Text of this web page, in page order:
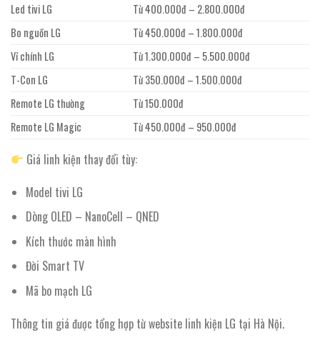
Led tivi LG
Từ 400.000đ – 2.800.000đ
Bo nguồn LG
Từ 450.000đ – 1.800.000đ
Vỉ chính LG
Từ 1.300.000đ – 5.500.000đ
T-Con LG
Từ 350.000đ – 1.500.000đ
Remote LG thường
Từ 150.000đ
Remote LG Magic
Từ 450.000đ – 950.000đ
Giá linh kiện thay đổi tùy:
Model tivi LG
Dòng OLED – NanoCell – QNED
Kích thước màn hình
Đời Smart TV
Mã bo mạch LG
Thông tin giá được tổng hợp từ website linh kiện LG tại Hà Nội.